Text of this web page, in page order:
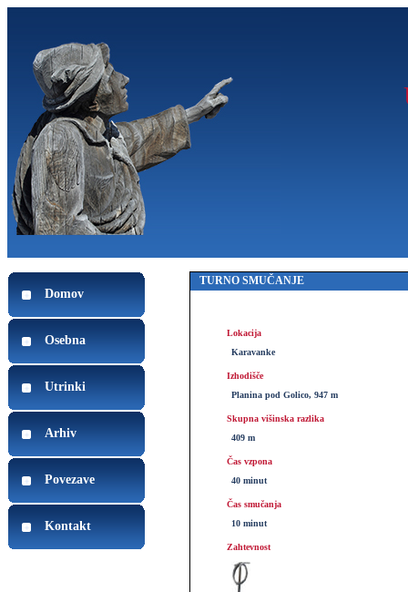
Domov
Osebna
Utrinki
Arhiv
Povezave
Kontakt
TURNO SMUČANJE
Lokacija
Karavanke
Izhodišče
Planina pod Golico, 947 m
Skupna višinska razlika
409 m
Čas vzpona
40 minut
Čas smučanja
10 minut
Zahtevnost